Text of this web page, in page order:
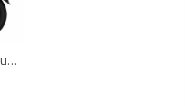
Trotineta electrica pliabila iSEN X9 Plus 2023 Negru, BT, 10 inch, 850W, autonomie maxima 65km, pana la 40km/h, baterie detasabila 15.6Ah